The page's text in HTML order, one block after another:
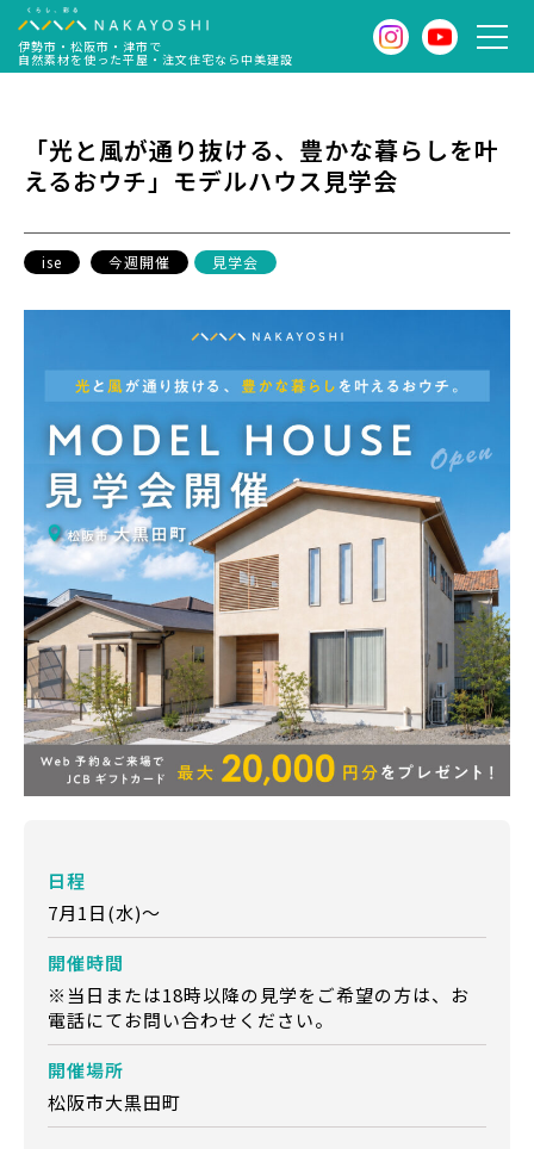
伊勢市・松阪市・津市で
自然素材を使った平屋・注文住宅なら中美建設
「光と風が通り抜ける、豊かな暮らしを叶
えるおウチ」モデルハウス見学会
ise 今週開催 見学会
日程
7月1日(水)～
開催時間
※当日または18時以降の見学をご希望の方は、お
電話にてお問い合わせください。
開催場所
松阪市大黒田町